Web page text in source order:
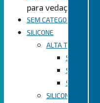
para vedação
SEM CATEGORIA
SILICONE
ALTA
SILICONE
SILICONE
SILICONE
SILICONE ACÉTICO